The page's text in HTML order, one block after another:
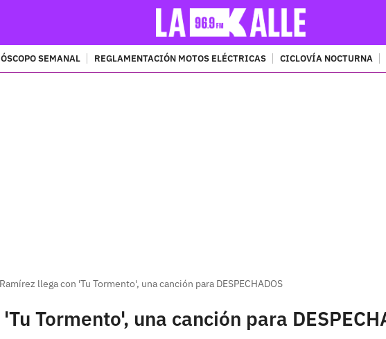
SEMANAL REGLAMENTACIÓN MOTOS ELÉCTRICAS CICLOVÍA NOCTURNA
llega con 'Tu Tormento', una canción para DESPECHADOS
Tormento', una canción para